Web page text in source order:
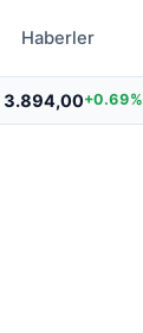
Haberler
+0.69%